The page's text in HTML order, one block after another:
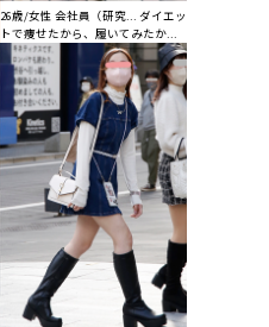
26歳/女性 会社員（研究... ダイエッ
トで痩せたから、履いてみたか...